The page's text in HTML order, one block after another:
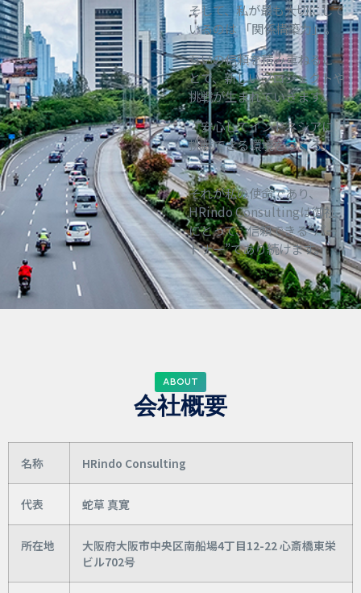
そして、私が最も大切にして
いるのは 「関係構築力」。
互いの信頼を積み重ねるこ
とで、新しいプロジェクトや
挑戦が生まれていきます。
「安心してインドネシアに
挑戦できる環境をつくる」
──
それが私の使命であり、
HRindo Consultingは御社
にとって、信頼できる“パー
トナー”であり続けます。
ABOUT
会社概要
名称 HRindo Consulting
代表 蛇草 真寛
所在地
大阪府大阪市中央区南船場4丁目12-22 心斎橋東栄
ビル702号